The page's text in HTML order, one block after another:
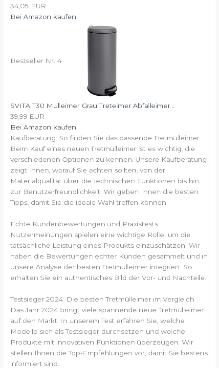
34,05 EUR
Bei Amazon kaufen
Bestseller Nr. 4
SVITA T30 Mülleimer Grau Treteimer Abfalleimer...
39,99 EUR
Bei Amazon kaufen
Kaufberatung: So finden Sie das passende Tretmülleimer
Beim Kauf eines neuen Tretmülleimer ist es wichtig, die
verschiedenen Optionen zu kennen. Unsere Kaufberatung
zeigt Ihnen, worauf Sie achten sollten, von der
Materialqualität über die technischen Funktionen bis hin
zur Benutzerfreundlichkeit. Wir geben Ihnen die besten
Tipps, damit Sie die ideale Wahl treffen können.
Echte Kundenbewertungen und Praxistests
Nutzermeinungen spielen eine wichtige Rolle, um die
tatsächliche Leistung eines Produkts einzuschätzen. Wir
haben die Bewertungen echter Kunden gesammelt und in
unsere Analyse der besten Tretmülleimer integriert. So
erhalten Sie ein authentisches Bild der Vor- und Nachteile.
Testsieger 2024: Die besten Tretmülleimer im Vergleich
Das Jahr 2024 bringt viele spannende neue Tretmülleimer
auf den Markt. In unserem Test erfahren Sie, welche
Modelle sich als Testsieger durchsetzen und welche
Produkte mit innovativen Funktionen überzeugen. Wir
stellen Ihnen die Top-Empfehlungen vor, damit Sie bestens
informiert sind.